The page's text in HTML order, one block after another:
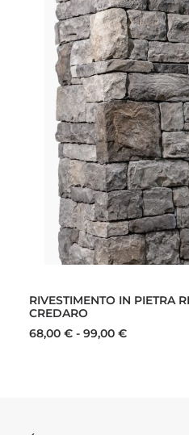
ha
più
varianti.
RIVESTIMENTO IN PIETRA
CREDARO
68,00 € - 99,00 €Fascia